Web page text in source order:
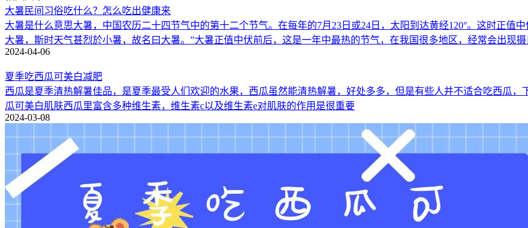
大暑民间习俗吃什么？怎么吃出健康来
大暑是什么意思大暑，中国农历二十四节气中的第十二个节气。在每年的7月23日或24日，太阳到达黄经120°。这时正值
大暑，斯时天气甚烈於小暑，故名曰大暑。”大暑正值中伏前后，这是一年中最热的节气，在我国很多地区，经常会出现
2024-04-06
夏季吃西瓜可美白减肥
西瓜是夏季清热解暑佳品，是夏季最受人们欢迎的水果，西瓜虽然能清热解暑，好处多多，但是有些人并不适合吃西瓜
瓜可美白肌肤西瓜里富含多种维生素，维生素c以及维生素e对肌肤的作用是很重要
2024-03-08